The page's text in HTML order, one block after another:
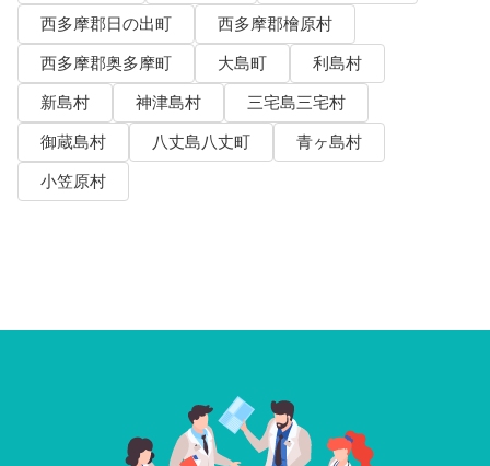
西多摩郡日の出町
西多摩郡檜原村
西多摩郡奥多摩町
大島町
利島村
新島村
神津島村
三宅島三宅村
御蔵島村
八丈島八丈町
青ヶ島村
小笠原村